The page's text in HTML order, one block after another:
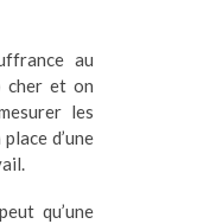
au
cher et on
les
d’une
qu’une